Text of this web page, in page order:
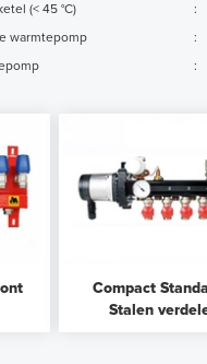
(< 45 °C) :
warmtepomp :
:
Compact
Stalen